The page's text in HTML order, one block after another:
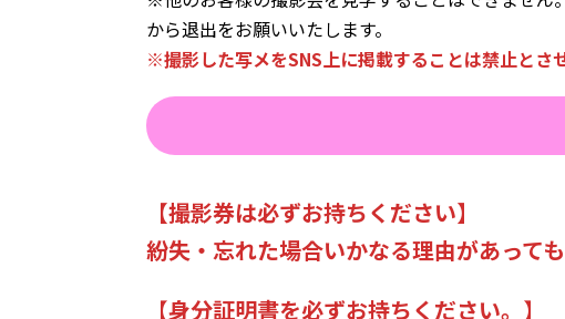
から退出をお願いいたします。
※撮影した写メをSNS上に掲載することは禁止とさ
【撮影券は必ずお持ちください】
紛失・忘れた場合いかなる理由があって
【身分証明書を必ずお持ちください。 】